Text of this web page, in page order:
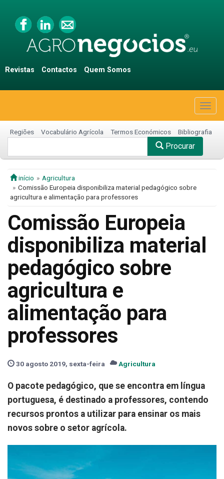
Revistas Contactos Quem Somos
Regiões Vocabulário Agrícola Termos Económicos Bibliografia
Procurar
início
Agricultura
Comissão Europeia disponibiliza material pedagógico sobre
agricultura e alimentação para professores
Comissão Europeia
disponibiliza material
pedagógico sobre
agricultura e
alimentação para
professores
30 agosto 2019, sexta-feira Agricultura
O pacote pedagógico, que se encontra em língua
portuguesa, é destinado a professores, contendo
recursos prontos a utilizar para ensinar os mais
novos sobre o setor agrícola.